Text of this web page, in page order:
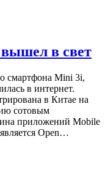
в свет
смартфона Mini 3i,
в интернет.
в Китае на
сотовым
приложений Mobile
Open…